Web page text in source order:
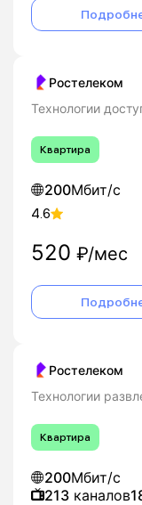
Ростелеком
Технологии
Квартира
200Мбит/с
4.6
520 ₽/мес
Ростелеком
Технологии
Квартира
200Мбит/с
213 каналов